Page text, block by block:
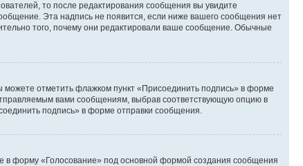
то после редактирования сообщения вы увидите
Эта надпись не появится, если ниже вашего сообщения нет
того, почему они редактировали ваше сообщение. Обычные
отметить флажком пункт «Присоединить подпись» в форме
вами сообщениям, выбрав соответствующую опцию в
подпись» в форме отправки сообщения.
в форму «Голосование» под основной формой создания сообщения